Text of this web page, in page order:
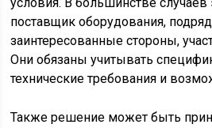
поставщик оборудования,
заинтересованные стороны,
Они обязаны учитывать
технические требования и
Также решение может быть